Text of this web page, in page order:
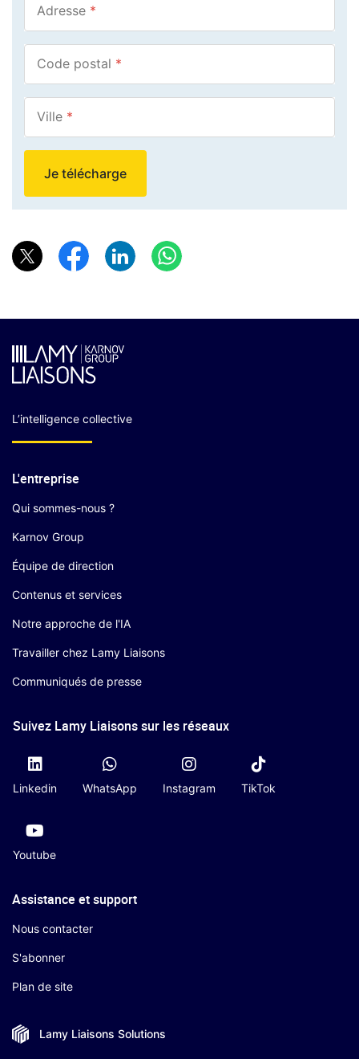
Adresse *
Code postal *
Ville *
Je télécharge
L’intelligence collective
L'entreprise
Qui sommes-nous ?
Karnov Group
Équipe de direction
Contenus et services
Notre approche de l'IA
Travailler chez Lamy Liaisons
Communiqués de presse
Suivez Lamy Liaisons sur les réseaux
Linkedin WhatsApp Instagram TikTok
Youtube
Assistance et support
Nous contacter
S'abonner
Plan de site
Lamy Liaisons Solutions